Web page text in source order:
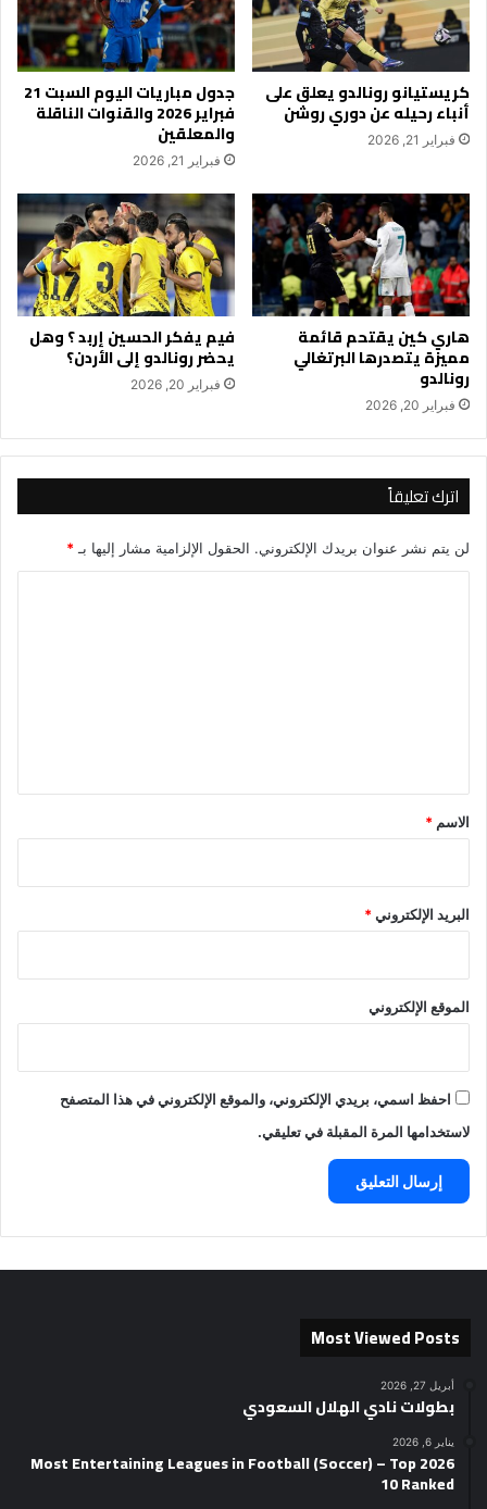
كريستيانو رونالدو يعلق على
أنباء رحيله عن دوري روشن
فبراير 21, 2026
جدول مباريات اليوم السبت 21
فبراير 2026 والقنوات الناقلة
والمعلقين
فبراير 21, 2026
هاري كين يقتحم قائمة
مميزة يتصدرها البرتغالي
رونالدو
فبراير 20, 2026
فيم يفكر الحسين إربد ؟ وهل
يحضر رونالدو إلى الأردن؟
فبراير 20, 2026
اترك تعليقاً
لن يتم نشر عنوان بريدك الإلكتروني. الحقول الإلزامية مشار إليها بـ *
*
الاسم *
البريد الإلكتروني*
الموقع الإلكتروني
احفظ اسمي، بريدي الإلكتروني، والموقع الإلكتروني في هذا المتصفح
لاستخدامها المرة المقبلة في تعليقي.
Most Viewed Posts
أبريل 27, 2026
بطولات نادي الهلال السعودي
يناير 6, 2026
2026 Most Entertaining Leagues in Football (Soccer) – Top
10 Ranked